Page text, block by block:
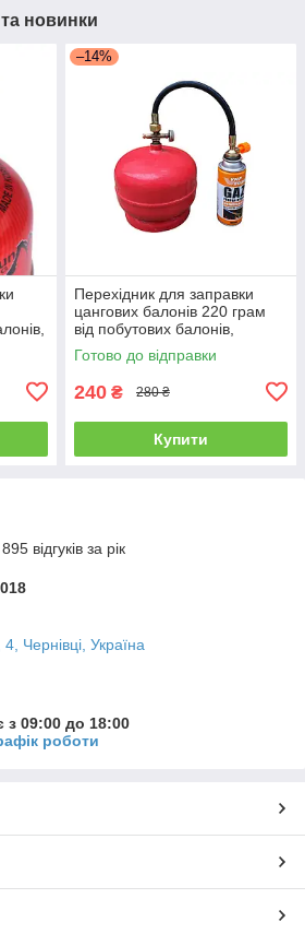
та новинки
–14%
Перехідник для заправки
цангових балонів 220 грам
від побутових балонів,
перехідник для балонів
Готово до відправки
240 ₴ 280 ₴
Купити
відгуків за рік
Чернівці, Україна
з 09:00 до 18:00
роботи